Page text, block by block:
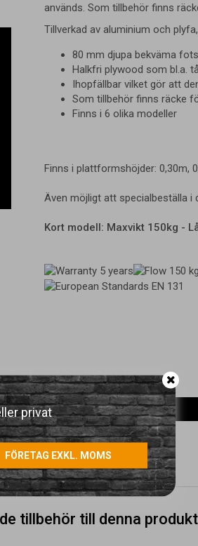
privat
FÖRETAG EXKL. MOMS
används. Som tillbehör finns
Tillverkad av aluminium och
80 mm djupa bekväma
Halkfri plywood som bl.a.
Ihopfällbar vilket gör att
Som tillbehör finns räcke
Finns i 6 olika modeller
Finns i plattformshöjder: 0,30m,
Även möjligt att specialbeställa i
Kort modell: Maxvikt 150kg -
en till
tillbehör till denna produkt